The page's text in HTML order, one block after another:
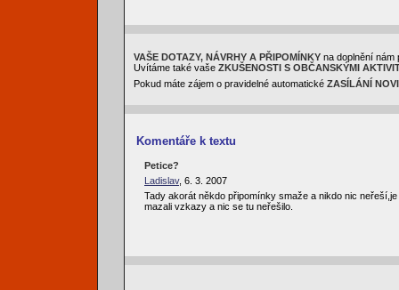
VAŠE DOTAZY, NÁVRHY A PŘIPOMÍNKY na doplnění
Uvítáme také vaše ZKUŠENOSTI S OBČANSKÝMI
Pokud máte zájem o pravidelné automatické ZASÍLÁNÍ
Komentáře k textu
Petice?
Ladislav, 6. 3. 2007
Tady akorát někdo připomínky smaže a nikdo nic
mazali vzkazy a nic se tu neřešilo.